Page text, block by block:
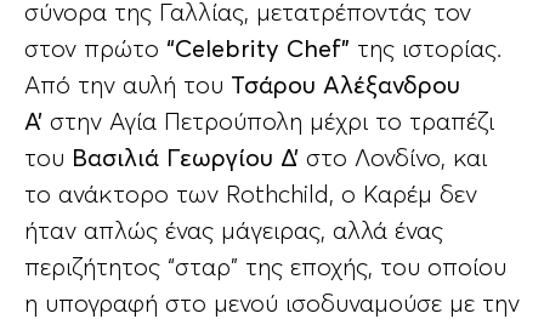
σύνορα της Γαλλίας, μετατρέποντάς τον
στον πρώτο “Celebrity Chef” της ιστορίας.
Από την αυλή του Τσάρου Αλέξανδρου
Α’ στην Αγία Πετρούπολη μέχρι το τραπέζι
του Βασιλιά Γεωργίου Δ’ στο Λονδίνο, και
το ανάκτορο των Rothchild, ο Καρέμ δεν
ήταν απλώς ένας μάγειρας, αλλά ένας
περιζήτητος “σταρ” της εποχής, του οποίου
η υπογραφή στο μενού ισοδυναμούσε με την